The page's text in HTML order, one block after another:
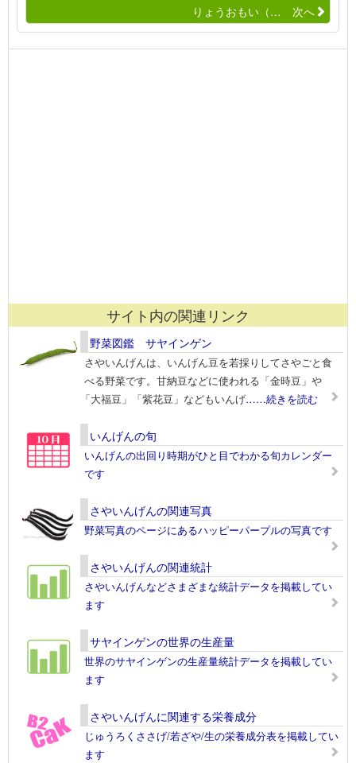
りょうおもい（… 次へ
サイト内の関連リンク
野菜図鑑 サヤインゲン
さやいんげんは、いんげん豆を若採りしてさやごと食
べる野菜です。甘納豆などに使われる「金時豆」や
「大福豆」「紫花豆」などもいんげ……続きを読む
いんげんの旬
いんげんの出回り時期がひと目でわかる旬カレンダー
です
さやいんげんの関連写真
野菜写真のページにあるハッピーパープルの写真です
さやいんげんの関連統計
さやいんげんなどさまざまな統計データを掲載してい
ます
サヤインゲンの世界の生産量
世界のサヤインゲンの生産量統計データを掲載してい
ます
さやいんげんに関連する栄養成分
じゅうろくささげ/若ざや/生の栄養成分表を掲載してい
ます